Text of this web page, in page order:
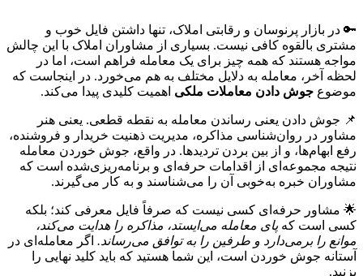
🔑 در بازار پرنوسان و رقابتی املاک، تنها داشتن فایل خوب و
مشتری بالقوه کافی نیست. بسیاری از مشاوران املاک با این چالش
مواجه هستند که همه چیز برای یک معامله فراهم است، اما در
لحظه آخر، معامله به دلایل مختلف به هم می‌خورد. در اینجاست که
موضوع جوش دادن معاملات ملکی اهمیت کلیدی پیدا می‌کند.
📌 جوش دادن یعنی رساندن معامله به نقطه قطعی. یعنی هنر
مشاور در روان‌شناسی مذاکره، مدیریت ذهنیت خریدار و فروشنده،
رفع ابهام‌ها، و از بین بردن تردیدها. در واقع، جوش خوردن معامله
نتیجه مجموعه‌ای از اقدامات حرفه‌ای و برنامه‌ریزی‌شده است که
مشاوران خبره به‌خوبی آن را می‌شناسند و به کار می‌گیرند.
🌟 مشاور حرفه‌ای کسی نیست که صرفاً فایل معرفی کند؛ بلکه
کسی است کهپای معامله می‌ایستد، مذاکره را هدایت می‌کند،
موانع را برمی‌دارد و طرفین را به توافق می‌رساند. اگر معامله‌ای در
آستانه جوش خوردن است، این شما هستید که باید کلید نهایی را
بزنید.